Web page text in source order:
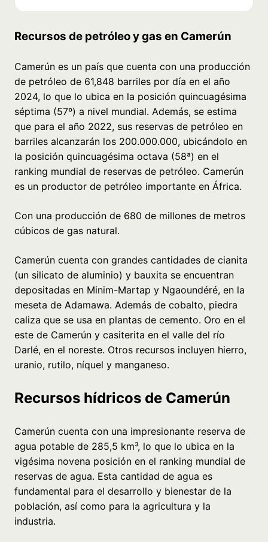
Recursos de petróleo y gas en Camerún
Camerún es un país que cuenta con una producción
de petróleo de 61,848 barriles por día en el año
2024, lo que lo ubica en la posición quincuagésima
séptima (57º) a nivel mundial. Además, se estima
que para el año 2022, sus reservas de petróleo en
barriles alcanzarán los 200.000.000, ubicándolo en
la posición quincuagésima octava (58ª) en el
ranking mundial de reservas de petróleo. Camerún
es un productor de petróleo importante en África.
Con una producción de 680 de millones de metros
cúbicos de gas natural.
Camerún cuenta con grandes cantidades de cianita
(un silicato de aluminio) y bauxita se encuentran
depositadas en Minim-Martap y Ngaoundéré, en la
meseta de Adamawa. Además de cobalto, piedra
caliza que se usa en plantas de cemento. Oro en el
este de Camerún y casiterita en el valle del río
Darlé, en el noreste. Otros recursos incluyen hierro,
uranio, rutilo, níquel y manganeso.
Recursos hídricos de Camerún
Camerún cuenta con una impresionante reserva de
agua potable de 285,5 km³, lo que lo ubica en la
vigésima novena posición en el ranking mundial de
reservas de agua. Esta cantidad de agua es
fundamental para el desarrollo y bienestar de la
población, así como para la agricultura y la
industria.